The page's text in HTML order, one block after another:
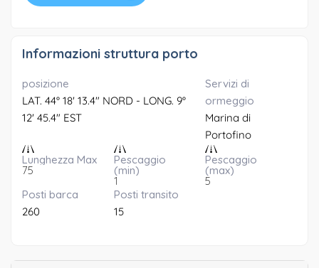
Informazioni struttura porto
posizione
LAT. 44° 18' 13.4" NORD - LONG. 9°
12' 45.4" EST
Servizi di
ormeggio
Marina di
Portofino
Lunghezza Max
75
Pescaggio
(min)
1
Pescaggio
(max)
5
Posti barca
260
Posti transito
15